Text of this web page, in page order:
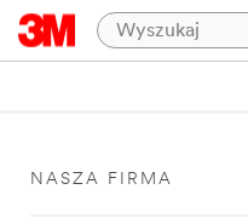
NASZA FIRMA